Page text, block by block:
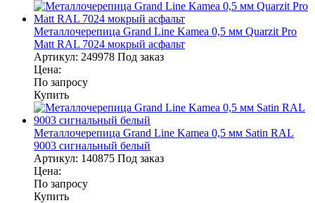
Металлочерепица Grand Line Kamea 0,5 мм Quarzit Pro
Matt RAL 7024 мокрый асфальт
Артикул: 249978 Под заказ
Цена:
По запросу
Купить
Металлочерепица Grand Line Kamea 0,5 мм Satin RAL
9003 сигнальный белый
Артикул: 140875 Под заказ
Цена:
По запросу
Купить